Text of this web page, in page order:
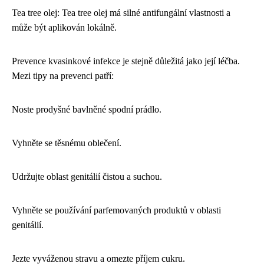
Tea tree olej: Tea tree olej má silné antifungální vlastnosti a
může být aplikován lokálně.
Prevence kvasinkové infekce je stejně důležitá jako její léčba.
Mezi tipy na prevenci patří:
Noste prodyšné bavlněné spodní prádlo.
Vyhněte se těsnému oblečení.
Udržujte oblast genitálií čistou a suchou.
Vyhněte se používání parfemovaných produktů v oblasti
genitálií.
Jezte vyváženou stravu a omezte příjem cukru.